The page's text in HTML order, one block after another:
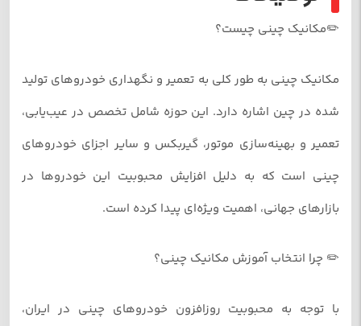
✏️مکانیک چینی چیست؟
مکانیک چینی به طور کلی به تعمیر و نگهداری خودروهای تولید
شده در چین اشاره دارد. این حوزه شامل تخصص در عیب‌یابی،
تعمیر و بهینه‌سازی موتور، گیربکس و سایر اجزای خودروهای
چینی است که به دلیل افزایش محبوبیت این خودروها در
بازارهای جهانی، اهمیت ویژه‌ای پیدا کرده است.
✏️ چرا انتخاب آموزش مکانیک چینی؟
با توجه به محبوبیت روزافزون خودروهای چینی در ایران،